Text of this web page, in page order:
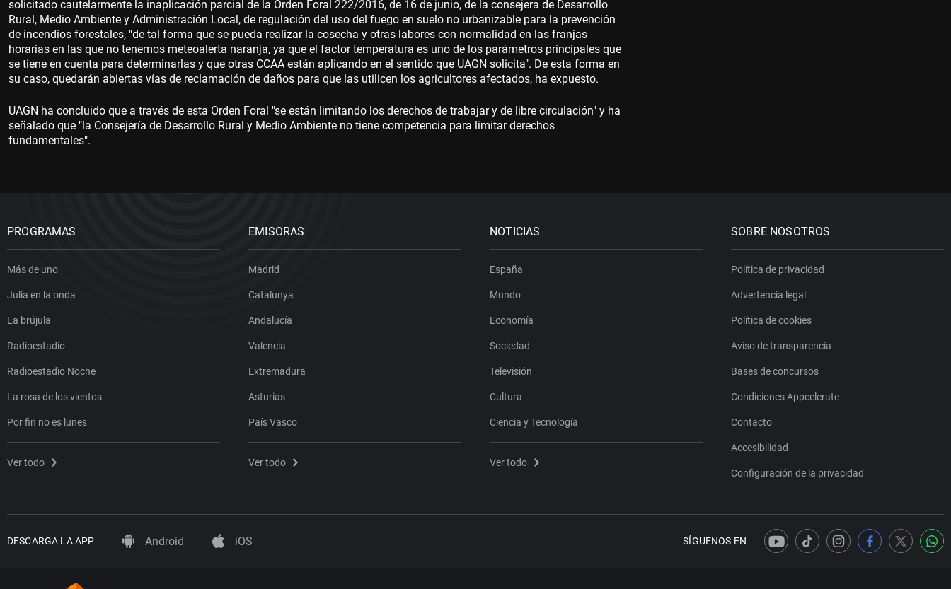
solicitado cautelarmente la inaplicación parcial de la Orden Foral 222/2016, de 16 de junio, de la consejera de Desarrollo
Rural, Medio Ambiente y Administración Local, de regulación del uso del fuego en suelo no urbanizable para la prevención
de incendios forestales, "de tal forma que se pueda realizar la cosecha y otras labores con normalidad en las franjas
horarias en las que no tenemos meteoalerta naranja, ya que el factor temperatura es uno de los parámetros principales que
se tiene en cuenta para determinarlas y que otras CCAA están aplicando en el sentido que UAGN solicita". De esta forma en
su caso, quedarán abiertas vías de reclamación de daños para que las utilicen los agricultores afectados, ha expuesto.
UAGN ha concluido que a través de esta Orden Foral "se están limitando los derechos de trabajar y de libre circulación" y ha
señalado que "la Consejería de Desarrollo Rural y Medio Ambiente no tiene competencia para limitar derechos
fundamentales".
PROGRAMAS
Más de uno
Julia en la onda
La brújula
Radioestadio
Radioestadio Noche
La rosa de los vientos
Por fin no es lunes
Ver todo
EMISORAS
Madrid
Catalunya
Andalucía
Valencia
Extremadura
Asturias
País Vasco
Ver todo
NOTICIAS
España
Mundo
Economía
Sociedad
Televisión
Cultura
Ciencia y Tecnología
Ver todo
SOBRE NOSOTROS
Política de privacidad
Advertencia legal
Política de cookies
Aviso de transparencia
Bases de concursos
Condiciones Appcelerate
Contacto
Accesibilidad
Configuración de la privacidad
DESCARGA LA APP Android iOS SÍGUENOS EN